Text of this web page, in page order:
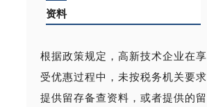
资料
根据政策规定，高新技术企业在享
受优惠过程中，未按税务机关要求
提供留存备查资料，或者提供的留